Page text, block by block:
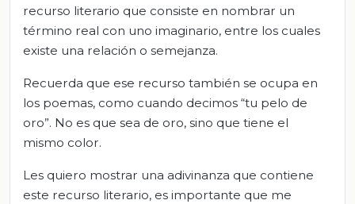
recurso literario que consiste en nombrar un
término real con uno imaginario, entre los cuales
existe una relación o semejanza.
Recuerda que ese recurso también se ocupa en
los poemas, como cuando decimos “tu pelo de
oro”. No es que sea de oro, sino que tiene el
mismo color.
Les quiero mostrar una adivinanza que contiene
este recurso literario, es importante que me